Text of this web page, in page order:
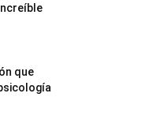
que